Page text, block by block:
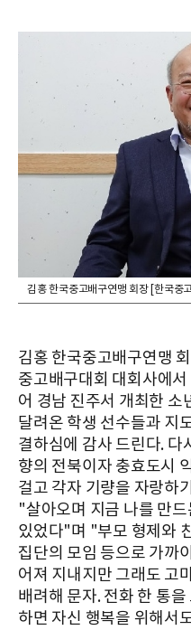
김홍 한국중고배구연맹 회장 [한국중
김홍 한국중고배구연맹
중고배구대회 대회사에
어 경남 진주서 개최한 소
달려온 학생 선수들과 지
결하심에 감사 드린다. 다
향의 전북이자 충효도시
걸고 각자 기량을 자랑하
"살아오며 지금 나를 만드
있었다"며 "부모 형제와
집단의 모임 등으로 가까
어져 지내지만 그래도 고
배려해 문자. 전화 한 통
하면 자신 행복을 위해서